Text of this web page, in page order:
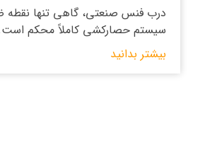
درب فنس صنعتی، گاهی تنها
سیستم حصارکشی کاملاً محکم است.
بیشتر بدانید